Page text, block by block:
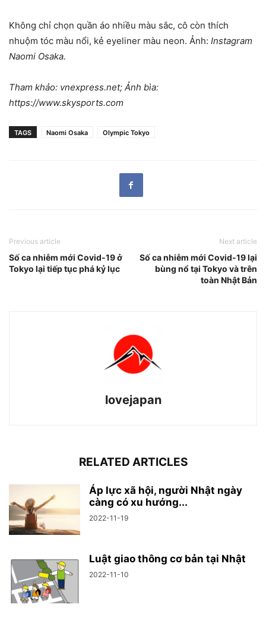
Không chỉ chọn quần áo nhiều màu sắc, cô còn thích
nhuộm tóc màu nổi, kẻ eyeliner màu neon. Ảnh: Instagram
Naomi Osaka.
Tham khảo: vnexpress.net; Ảnh bìa:
https://www.skysports.com
TAGS Naomi Osaka Olympic Tokyo
Previous article
Số ca nhiễm mới Covid-19 ở
Tokyo lại tiếp tục phá kỷ lục
Next article
Số ca nhiễm mới Covid-19 lại
bùng nổ tại Tokyo và trên
toàn Nhật Bản
lovejapan
RELATED ARTICLES
Áp lực xã hội, người Nhật ngày
càng có xu hướng...
2022-11-19
Luật giao thông cơ bản tại Nhật
2022-11-10